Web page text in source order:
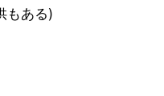
もある)